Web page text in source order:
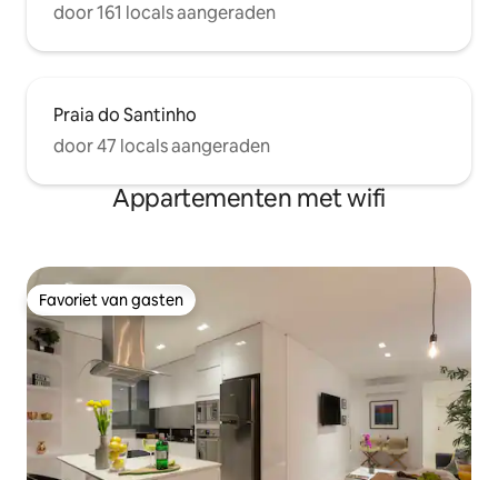
door 161 locals aangeraden
Praia do Santinho
door 47 locals aangeraden
Appartementen met wifi
Favoriet van gasten
Favoriet van gasten